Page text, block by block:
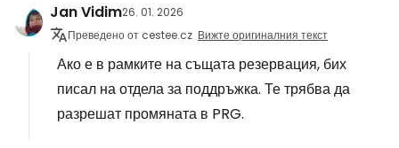
Jan Vidim26. 01. 2026
Преведено от cestee.cz Вижте оригиналния текст
Ако е в рамките на същата резервация, бих
писал на отдела за поддръжка. Те трябва да
разрешат промяната в PRG.